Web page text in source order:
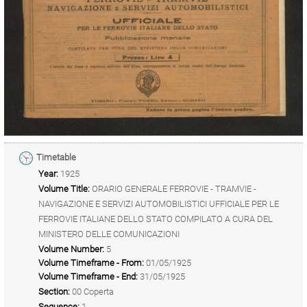
Timetable
Year: 1925
Volume Title: ORARIO GENERALE FERROVIE - TRAMVIE -
NAVIGAZIONE E SERVIZI AUTOMOBILISTICI UFFICIALE PER LE
FERROVIE ITALIANE DELLO STATO COMPILATO A CURA DEL
MINISTERO DELLE COMUNICAZIONI
Volume Number: 5
Volume Timeframe - From: 01/05/1925
Volume Timeframe - End: 31/05/1925
Section: 00 Coperta